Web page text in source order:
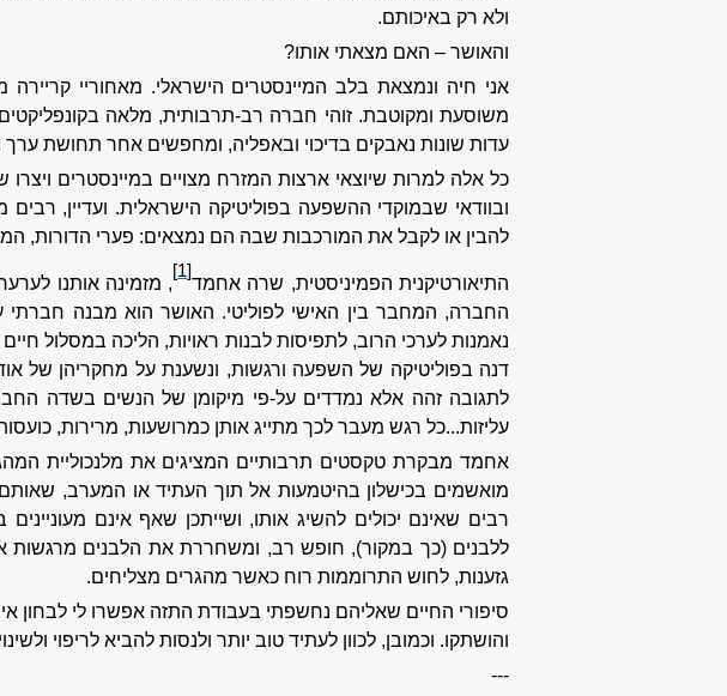
ולא רק באיכותם.
והאושר – האם מצאתי אותו?
אני חיה ונמצאת בלב המיינסטרים הישראלי. מאחוריי
משוסעת ומקוטבת. זוהי חברה רב-תרבותית, מלאה בקונפליקטים
עדות שונות נאבקים בדיכוי ובאפליה, ומחפשים אחר תחושת
כל אלה למרות שיוצאי ארצות המזרח מצויים במיינסטרים ויצרו
ובוודאי שבמוקדי ההשפעה בפוליטיקה הישראלית. ועדיין,
להבין או לקבל את המורכבות שבה הם נמצאים: פערי הדורות,
התיאורטיקנית הפמיניסטית, שרה אחמד
[1]
, מזמינה אותנו
החברה, המחבר בין האישי לפוליטי. האושר הוא מבנה חברתי
נאמנות לערכי הרוב, לתפיסות לבנות ראויות, הליכה במסלול
דנה בפוליטיקה של השפעה ורגשות, ונשענת על מחקריהן של
לתגובה זהה אלא נמדדים על-פי מיקומן של הנשים בשדה
עליזות...כל רגש מעבר לכך מתייג אותן כמרושעות, מרירות, כועסות
אחמד מבקרת טקסטים תרבותיים המציגים את מלנכוליית
מואשמים בכישלון בהיטמעות אל תוך העתיד או המערב,
רבים שאינם יכולים להשיג אותו, ושייתכן שאף אינם
ללבנים (כך במקור), חופש רב, ומשחררת את הלבנים מרגשות
גזענות, לחוש התרוממות רוח כאשר מהגרים מצליחים.
סיפורי החיים שאליהם נחשפתי בעבודת התזה אפשרו לי לבחון
והושתקו. וכמובן, לכוון לעתיד טוב יותר ולנסות להביא לריפוי
---